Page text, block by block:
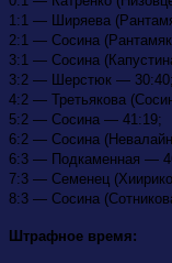
1:1 — Ширяева
2:1 — Сосина
3:1 — Сосина
3:2 — Шерстюк — 30:40;
4:2 — Третьякова
5:2 — Сосина — 41:19;
6:2 — Сосина
6:3 — Подкаменная —
7:3 — Семенец
8:3 — Сосина
Штрафное время: